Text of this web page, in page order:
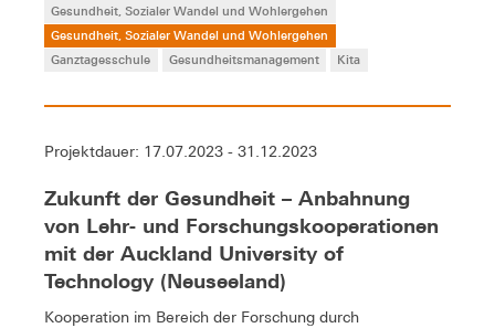
Gesundheit, Sozialer Wandel und Wohlergehen
Gesundheit, Sozialer Wandel und Wohlergehen
Ganztagesschule
Gesundheitsmanagement Kita
Projektdauer: 17.07.2023 - 31.12.2023
Zukunft der Gesundheit – Anbahnung
von Lehr- und Forschungskooperationen
mit der Auckland University of
Technology (Neuseeland)
Kooperation im Bereich der Forschung durch